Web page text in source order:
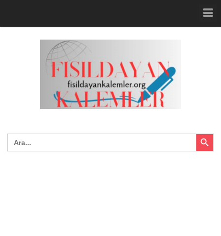
Search
for:
Search Button